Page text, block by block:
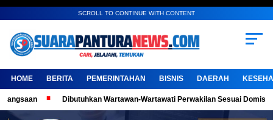
SCROLL TO CONTINUE WITH CONTENT
HOME BERITA PEMERINTAHAN BISNIS DAERAH
Dibutuhkan Wartawan-Wartawati Perwakilan Sesuai Domisili,